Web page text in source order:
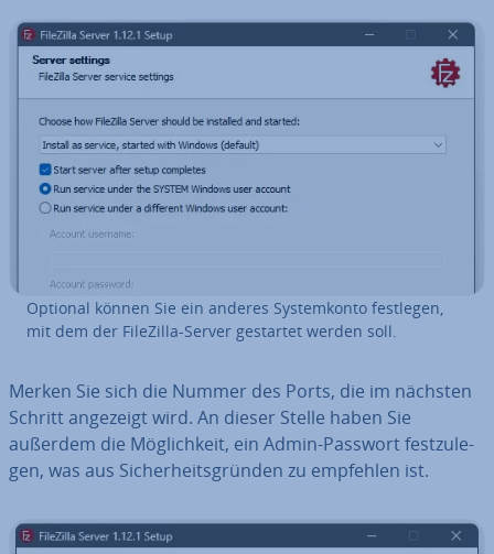
Optional können Sie ein anderes Sys­tem­kon­to festlegen,
mit dem der FileZilla-Server gestartet werden soll.
Merken Sie sich die Nummer des Ports, die im nächsten
Schritt angezeigt wird. An dieser Stelle haben Sie
außerdem die Mög­lich­keit, ein Admin-Passwort fest­zu­le­
gen, was aus Si­cher­heits­grün­den zu empfehlen ist.